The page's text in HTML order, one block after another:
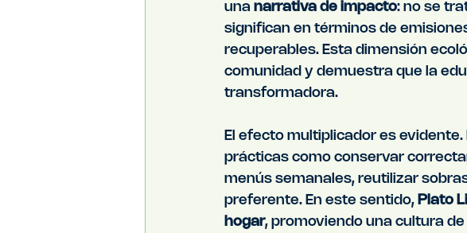
una narrativa de impacto: no se
significan en términos de
recuperables. Esta dimensión
comunidad y demuestra que la
transformadora.
El efecto multiplicador es
prácticas como conservar
menús semanales, reutilizar
preferente. En este sentido, Plato
hogar, promoviendo una cultura